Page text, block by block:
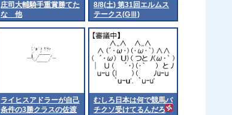
庄司大輔騎手重賞勝てた
な 他
8/8(土) 第31回エルムス
テークス(GⅢ)
ライヒスアドラーが自己
条件の3勝クラスの佐渡
むしろ日本は何で競馬バ
チクソ受けてるんだろ